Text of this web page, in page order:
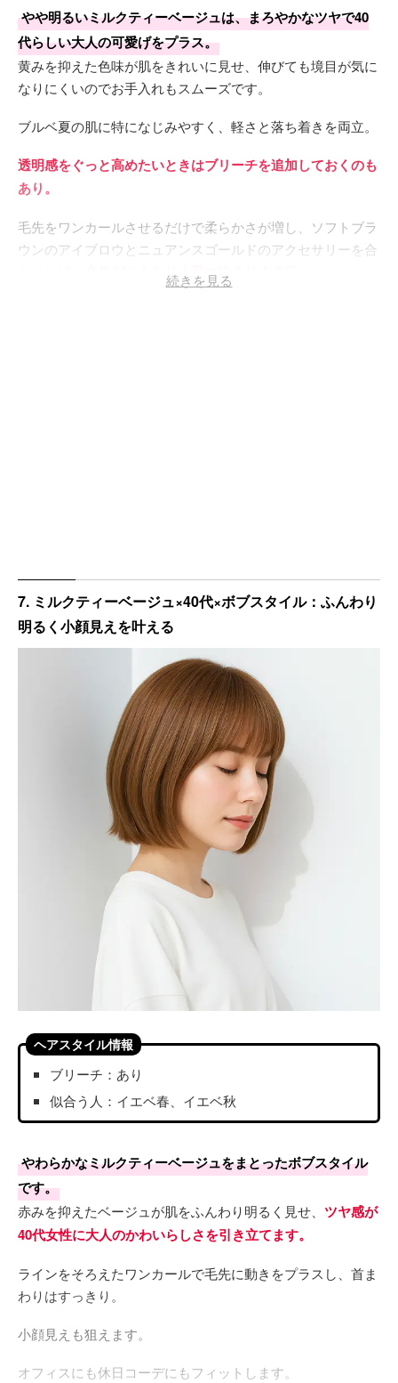
やや明るいミルクティーベージュは、まろやかなツヤで40
代らしい大人の可愛げをプラス。
黄みを抑えた色味が肌をきれいに見せ、伸びても境目が気に
なりにくいのでお手入れもスムーズです。
ブルベ夏の肌に特になじみやすく、軽さと落ち着きを両立。
透明感をぐっと高めたいときはブリーチを追加しておくのも
あり。
毛先をワンカールさせるだけで柔らかさが増し、ソフトブラ
ウンのアイブロウとニュアンスゴールドのアクセサリーを合
全体がふんわり上品に決まります♡
続きを見る
7. ミルクティーベージュ×40代×ボブスタイル：ふんわり
明るく小顔見えを叶える
ヘアスタイル情報
ブリーチ：あり
似合う人：イエベ春、イエベ秋
やわらかなミルクティーベージュをまとったボブスタイル
です。
赤みを抑えたベージュが肌をふんわり明るく見せ、 ツヤ感が
40代女性に大人のかわいらしさを引き立てます。
ラインをそろえたワンカールで毛先に動きをプラスし、首ま
わりはすっきり。
小顔見えも狙えます。
オフィスにも休日コーデにもフィットします。